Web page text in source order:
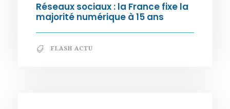
Réseaux sociaux : la France fixe la
majorité numérique à 15 ans
FLASH ACTU